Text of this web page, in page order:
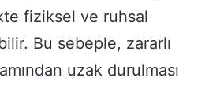
fiziksel ve ruhsal
Bu sebeple, zararlı
uzak durulması